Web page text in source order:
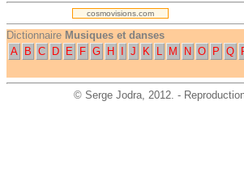
cosmovisions.com
Dictionnaire Musiques et danses
A
B C D E F G H J K L M N O P Q
© Serge Jodra, 2012. -